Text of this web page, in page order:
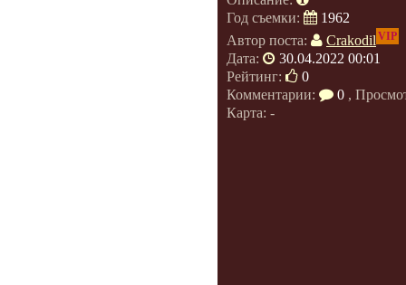
Год съемки:
1962
Автор поста:
Crakodil VIP
Дата:
30.04.2022 00:01
Рейтинг:
0
Комментарии:
0 ,
Карта: -